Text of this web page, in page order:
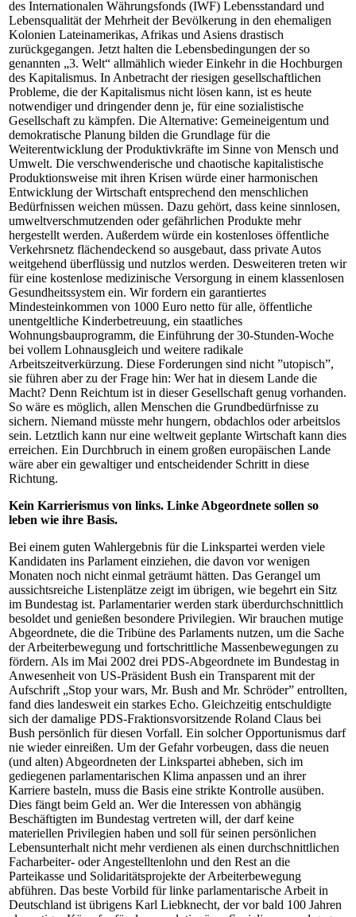
des Internationalen Währungsfonds (IWF) Lebensstandard und
Lebensqualität der Mehrheit der Bevölkerung in den ehemaligen
Kolonien Lateinamerikas, Afrikas und Asiens drastisch
zurückgegangen. Jetzt halten die Lebensbedingungen der so
genannten „3. Welt“ allmählich wieder Einkehr in die Hochburgen
des Kapitalismus. In Anbetracht der riesigen gesellschaftlichen
Probleme, die der Kapitalismus nicht lösen kann, ist es heute
notwendiger und dringender denn je, für eine sozialistische
Gesellschaft zu kämpfen. Die Alternative: Gemeineigentum und
demokratische Planung bilden die Grundlage für die
Weiterentwicklung der Produktivkräfte im Sinne von Mensch und
Umwelt. Die verschwenderische und chaotische kapitalistische
Produktionsweise mit ihren Krisen würde einer harmonischen
Entwicklung der Wirtschaft entsprechend den menschlichen
Bedürfnissen weichen müssen. Dazu gehört, dass keine sinnlosen,
umweltverschmutzenden oder gefährlichen Produkte mehr
hergestellt werden. Außerdem würde ein kostenloses öffentliche
Verkehrsnetz flächendeckend so ausgebaut, dass private Autos
weitgehend überflüssig und nutzlos werden. Desweiteren treten wir
für eine kostenlose medizinische Versorgung in einem klassenlosen
Gesundheitssystem ein. Wir fordern ein garantiertes
Mindesteinkommen von 1000 Euro netto für alle, öffentliche
unentgeltliche Kinderbetreuung, ein staatliches
Wohnungsbauprogramm, die Einführung der 30-Stunden-Woche
bei vollem Lohnausgleich und weitere radikale
Arbeitszeitverkürzung. Diese Forderungen sind nicht ”utopisch”,
sie führen aber zu der Frage hin: Wer hat in diesem Lande die
Macht? Denn Reichtum ist in dieser Gesellschaft genug vorhanden.
So wäre es möglich, allen Menschen die Grundbedürfnisse zu
sichern. Niemand müsste mehr hungern, obdachlos oder arbeitslos
sein. Letztlich kann nur eine weltweit geplante Wirtschaft kann dies
erreichen. Ein Durchbruch in einem großen europäischen Lande
wäre aber ein gewaltiger und entscheidender Schritt in diese
Richtung.
Kein Karrierismus von links. Linke Abgeordnete sollen so
leben wie ihre Basis.
Bei einem guten Wahlergebnis für die Linkspartei werden viele
Kandidaten ins Parlament einziehen, die davon vor wenigen
Monaten noch nicht einmal geträumt hätten. Das Gerangel um
aussichtsreiche Listenplätze zeigt im übrigen, wie begehrt ein Sitz
im Bundestag ist. Parlamentarier werden stark überdurchschnittlich
besoldet und genießen besondere Privilegien. Wir brauchen mutige
Abgeordnete, die die Tribüne des Parlaments nutzen, um die Sache
der Arbeiterbewegung und fortschrittliche Massenbewegungen zu
fördern. Als im Mai 2002 drei PDS-Abgeordnete im Bundestag in
Anwesenheit von US-Präsident Bush ein Transparent mit der
Aufschrift „Stop your wars, Mr. Bush and Mr. Schröder” entrollten,
fand dies landesweit ein starkes Echo. Gleichzeitig entschuldigte
sich der damalige PDS-Fraktionsvorsitzende Roland Claus bei
Bush persönlich für diesen Vorfall. Ein solcher Opportunismus darf
nie wieder einreißen. Um der Gefahr vorbeugen, dass die neuen
(und alten) Abgeordneten der Linkspartei abheben, sich im
gediegenen parlamentarischen Klima anpassen und an ihrer
Karriere basteln, muss die Basis eine strikte Kontrolle ausüben.
Dies fängt beim Geld an. Wer die Interessen von abhängig
Beschäftigten im Bundestag vertreten will, der darf keine
materiellen Privilegien haben und soll für seinen persönlichen
Lebensunterhalt nicht mehr verdienen als einen durchschnittlichen
Facharbeiter- oder Angestelltenlohn und den Rest an die
Parteikasse und Solidaritätsprojekte der Arbeiterbewegung
abführen. Das beste Vorbild für linke parlamentarische Arbeit in
Deutschland ist übrigens Karl Liebknecht, der vor bald 100 Jahren